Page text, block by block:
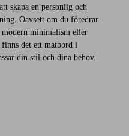
skapa en personlig och
Oavsett om du föredrar
minimalism eller
finns det ett matbord i
din stil och dina behov.